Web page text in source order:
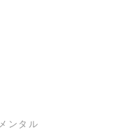
メンタル